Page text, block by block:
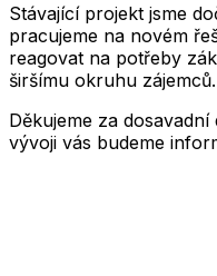
Stávající projekt jsme
pracujeme na novém
reagovat na potřeby
širšímu okruhu zájemců.
Děkujeme za
vývoji vás budeme